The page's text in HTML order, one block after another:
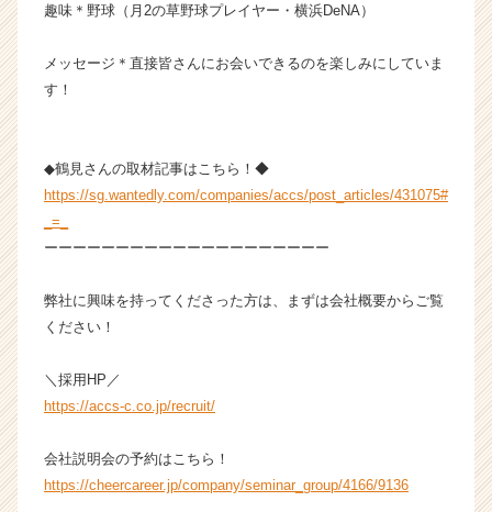
ャ
ア
r
C
r
r）
趣味＊野球（月2の草野球プレイヤー・横浜DeNA）
メッセージ＊直接皆さんにお会いできるのを楽しみにしていま
す！
◆鶴見さんの取材記事はこちら！◆
https://sg.wantedly.com/companies/accs/post_articles/431075#
_=_
ーーーーーーーーーーーーーーーーーーーー
弊社に興味を持ってくださった方は、まずは会社概要からご覧
ください！
＼採用HP／
https://accs-c.co.jp/recruit/
会社説明会の予約はこちら！
https://cheercareer.jp/company/seminar_group/4166/9136